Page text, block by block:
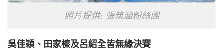
照片提供: 張筑涵粉絲團
吳佳穎、田家榛及呂紹全皆無緣決賽